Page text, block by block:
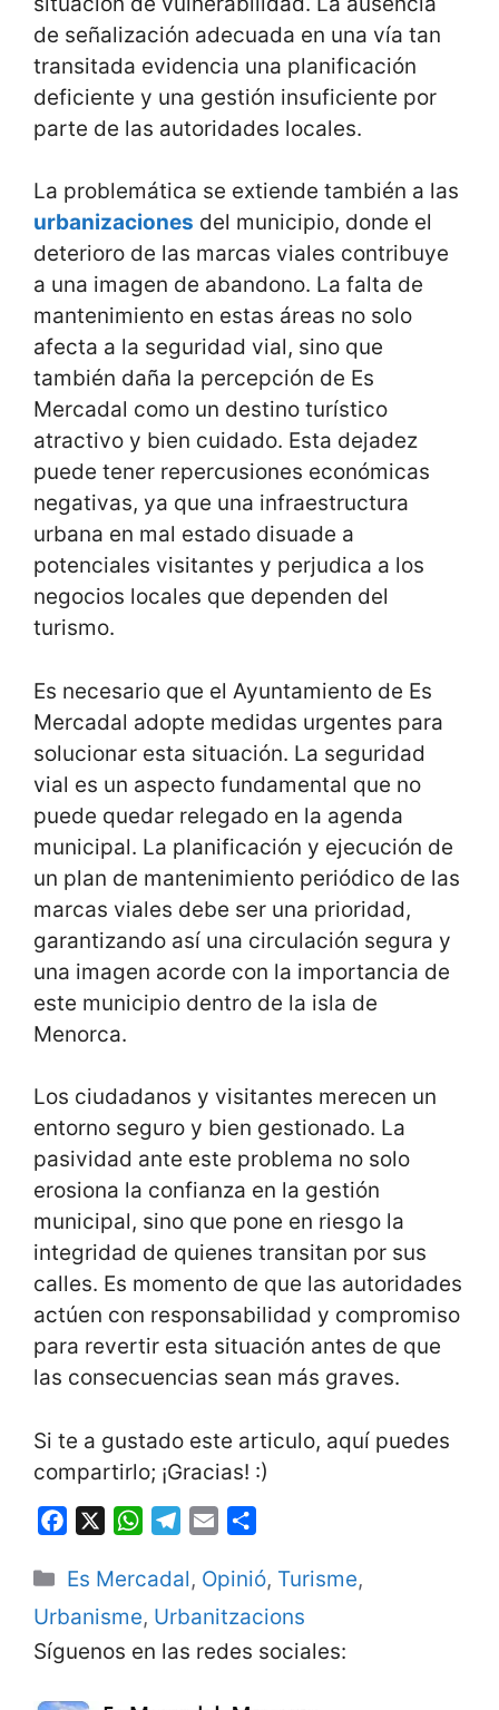
de señalización adecuada en una vía tan
transitada evidencia una planificación
deficiente y una gestión insuficiente por
parte de las autoridades locales.
La problemática se extiende también a las
urbanizaciones del municipio, donde el
deterioro de las marcas viales contribuye
a una imagen de abandono. La falta de
mantenimiento en estas áreas no solo
afecta a la seguridad vial, sino que
también daña la percepción de Es
Mercadal como un destino turístico
atractivo y bien cuidado. Esta dejadez
puede tener repercusiones económicas
negativas, ya que una infraestructura
urbana en mal estado disuade a
potenciales visitantes y perjudica a los
negocios locales que dependen del
turismo.
Es necesario que el Ayuntamiento de Es
Mercadal adopte medidas urgentes para
solucionar esta situación. La seguridad
vial es un aspecto fundamental que no
puede quedar relegado en la agenda
municipal. La planificación y ejecución de
un plan de mantenimiento periódico de las
marcas viales debe ser una prioridad,
garantizando así una circulación segura y
una imagen acorde con la importancia de
este municipio dentro de la isla de
Menorca.
Los ciudadanos y visitantes merecen un
entorno seguro y bien gestionado. La
pasividad ante este problema no solo
erosiona la confianza en la gestión
municipal, sino que pone en riesgo la
integridad de quienes transitan por sus
calles. Es momento de que las autoridades
actúen con responsabilidad y compromiso
para revertir esta situación antes de que
las consecuencias sean más graves.
Si te a gustado este articulo, aquí puedes
compartirlo; ¡Gracias! :)
c
e
o
W
a
s
A
l
e
r
a
i
a
r
Categorías
Es Mercadal, Opinió, Turisme,
Urbanisme, Urbanitzacions
Síguenos en las redes sociales: